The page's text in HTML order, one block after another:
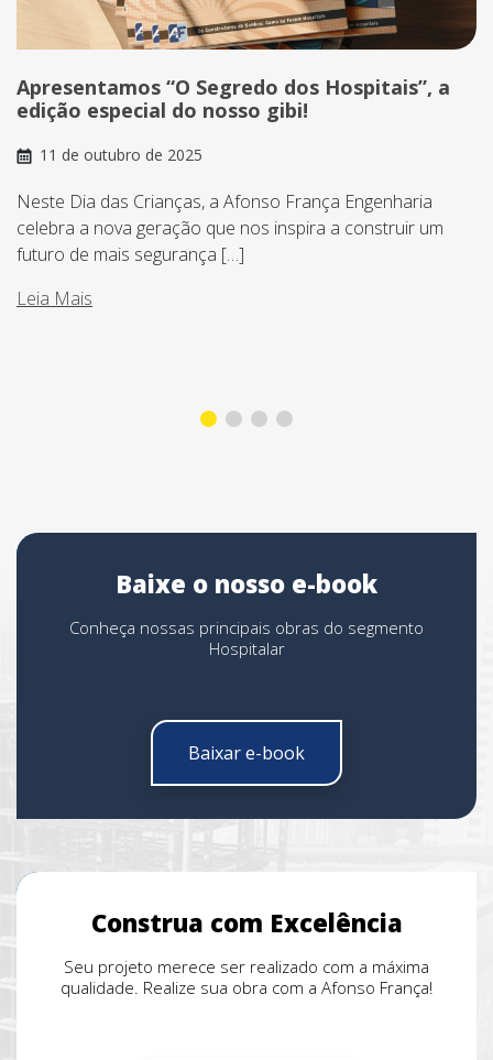
Apresentamos “O Segredo dos Hospitais”, a
edição especial do nosso gibi!
11 de outubro de 2025
Neste Dia das Crianças, a Afonso França Engenharia
celebra a nova geração que nos inspira a construir um
futuro de mais segurança […]
Leia Mais
Baixe o nosso e-book
Conheça nossas principais obras do segmento
Hospitalar
Baixar e-book
Construa com Excelência
Seu projeto merece ser realizado com a máxima
qualidade. Realize sua obra com a Afonso França!